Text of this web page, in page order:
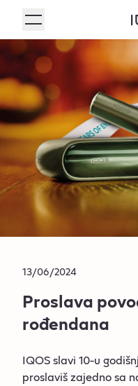
13/06/2024
Proslava
rođendana
IQOS slavi 10-u
proslaviš zajedno sa